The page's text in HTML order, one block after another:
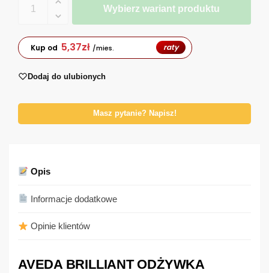
Wybierz wariant produktu
Kup od 5,37zł /mies. raty
Dodaj do ulubionych
Masz pytanie? Napisz!
Opis
Informacje dodatkowe
Opinie klientów
AVEDA BRILLIANT ODŻYWKA